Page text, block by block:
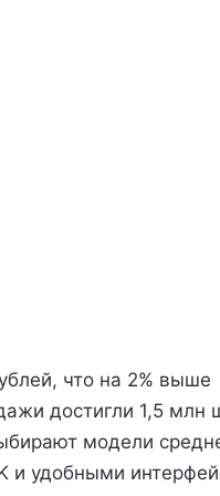
что на 2% выше
достигли 1,5 млн
модели
и удобными